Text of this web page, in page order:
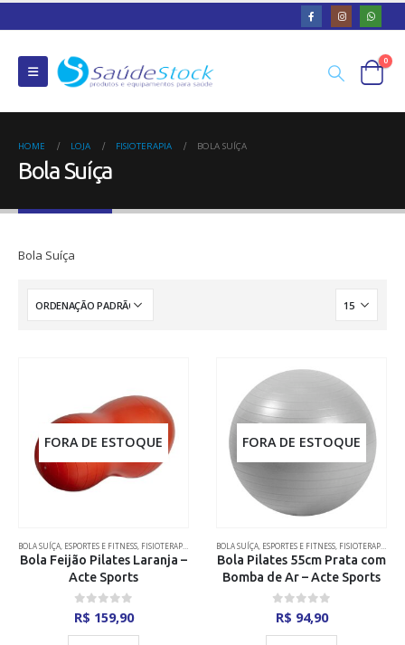
0
HOME LOJA FISIOTERAPIA BOLA SUÍÇA
Bola Suíça
Bola Suíça
FORA DE ESTOQUE
BOLA SUÍÇA, ESPORTES E FITNESS, FISIOTERAPIA
Bola Feijão Pilates Laranja –
Acte Sports
0out of 5
R$ 159,90
FORA DE ESTOQUE
BOLA SUÍÇA, ESPORTES E FITNESS, FISIOTERAPIA
Bola Pilates 55cm Prata com
Bomba de Ar – Acte Sports
0out of 5
R$ 94,90